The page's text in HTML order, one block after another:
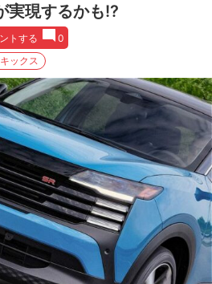
実現するかも!?
トする
0
ックス